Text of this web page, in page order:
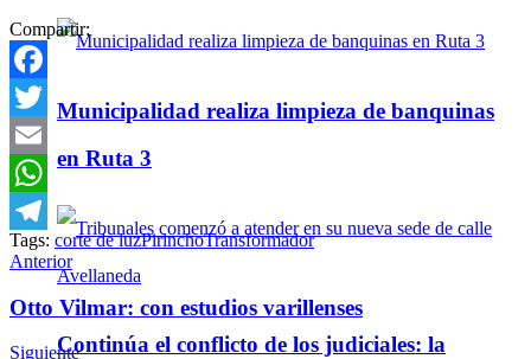
Municipalidad realiza limpieza de banquinas
en Ruta 3
Continúa el conflicto de los judiciales: la
Compartir:
Facebook
Twitter
Email
WhatsApp
Telegram
Tags: corte de luzPirinchoTransformador
Anterior
Otto Vilmar: con estudios varillenses
Siguiente